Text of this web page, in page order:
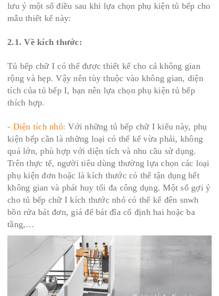
lưu ý một số điều sau khi lựa chọn phụ kiện tủ bếp cho
mẫu thiết kế này:
2.1. Về kích thước:
Tủ bếp chữ I có thể được thiết kế cho cả không gian
rộng và hẹp. Vậy nên tùy thuộc vào không gian, diện
tích của tủ bếp I, bạn nên lựa chọn phụ kiện tủ bếp
thích hợp.
- Diện tích nhỏ: Với những tủ bếp chữ I kiểu này, phụ
kiện bếp cần là những loại có thể kế vừa phải, không
quá lớn, phù hợp với diện tích và nhu cầu sử dụng.
Trên thực tế, người tiêu dùng thường lựa chọn các loại
phụ kiện đơn hoặc là kích thước có thể tận dụng hết
không gian và phát huy tối đa công dụng. Một số gợi ý
cho tủ bếp chữ I kích thước nhỏ có thể kể đên snwh
bồn rửa bát đơn, giá để bát đĩa cố định hai hoặc ba
tầng,…